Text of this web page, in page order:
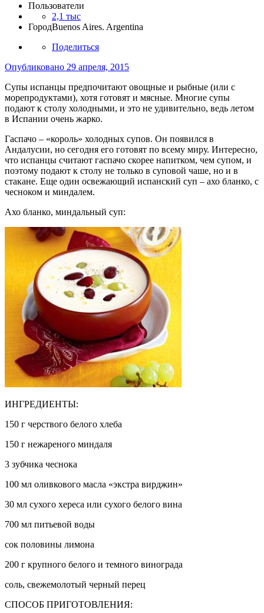
Пользователи
2,1 тыс
ГородBuenos Aires. Argentina
Поделиться
Опубликовано 29 апреля, 2015
Супы испанцы предпочитают овощные и рыбные (или с
морепродуктами), хотя готовят и мясные. Многие супы
подают к столу холодными, и это не удивительно, ведь летом
в Испании очень жарко.
Гаспачо – «король» холодных супов. Он появился в
Андалусии, но сегодня его готовят по всему миру. Интересно,
что испанцы считают гаспачо скорее напитком, чем супом, и
поэтому подают к столу не только в суповой чаше, но и в
стакане. Еще один освежающий испанский суп – ахо бланко, с
чесноком и миндалем.
Ахо бланко, миндальный суп:
ИНГРЕДИЕНТЫ:
150 г черствого белого хлеба
150 г нежареного миндаля
3 зубчика чеснока
100 мл оливкового масла «экстра вирджин»
30 мл сухого хереса или сухого белого вина
700 мл питьевой воды
сок половины лимона
200 г крупного белого и темного винограда
соль, свежемолотый черный перец
СПОСОБ ПРИГОТОВЛЕНИЯ: